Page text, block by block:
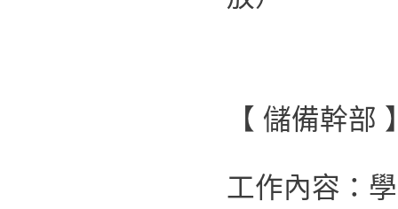
【 儲備幹部
工作內容：